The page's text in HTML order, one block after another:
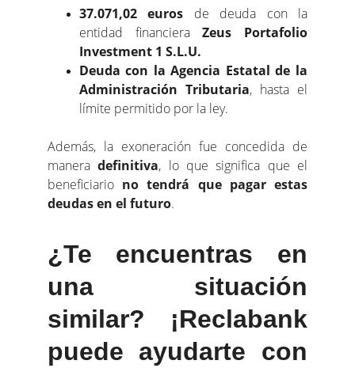
37.071,02 euros de deuda con la
entidad financieraZeus Portafolio
Investment 1 S.L.U.
Deuda con la Agencia Estatal de la
Administración Tributaria, hasta el
límite permitido por la ley.
Además, la exoneración fue concedida de
maneradefinitiva, lo que significa que el
beneficiario no tendrá que pagar estas
deudas en el futuro.
¿Te encuentras en
una situación
similar? ¡Reclabank
puede ayudarte con